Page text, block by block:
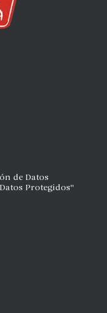
de Datos
Protegidos"